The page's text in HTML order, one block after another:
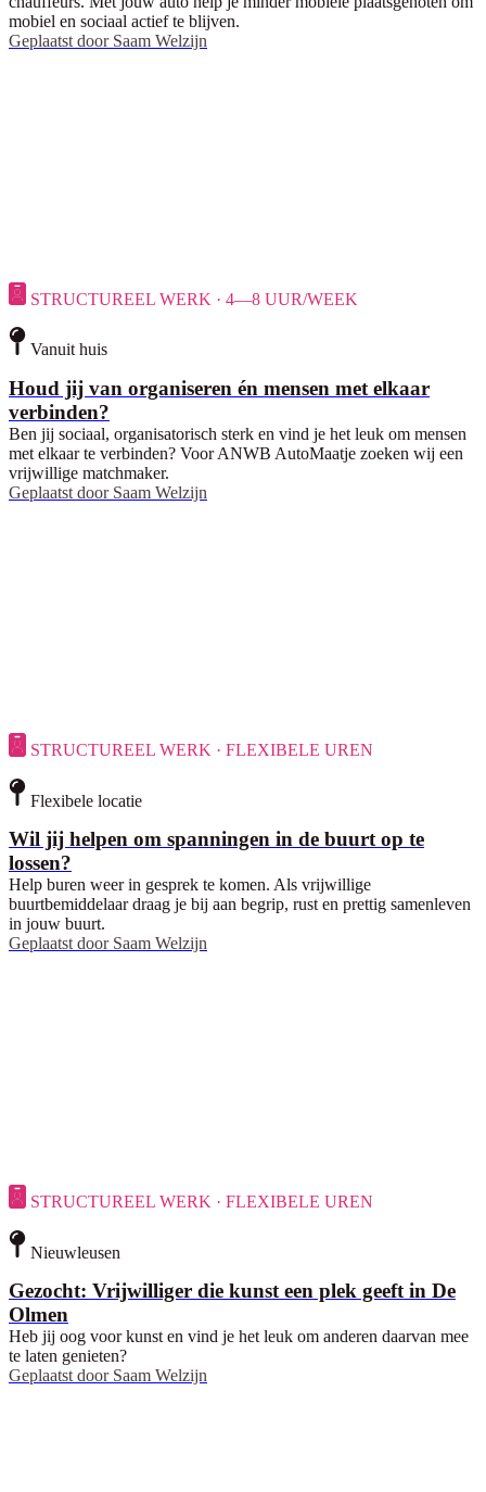
mobiel en sociaal actief te blijven.
Geplaatst door Saam Welzijn
STRUCTUREEL WERK · 4—8 UUR/WEEK
Vanuit huis
Houd jij van organiseren én mensen met elkaar
verbinden?
Ben jij sociaal, organisatorisch sterk en vind je het leuk om mensen
met elkaar te verbinden? Voor ANWB AutoMaatje zoeken wij een
vrijwillige matchmaker.
Geplaatst door Saam Welzijn
STRUCTUREEL WERK · FLEXIBELE UREN
Flexibele locatie
Wil jij helpen om spanningen in de buurt op te
lossen?
Help buren weer in gesprek te komen. Als vrijwillige
buurtbemiddelaar draag je bij aan begrip, rust en prettig samenleven
in jouw buurt.
Geplaatst door Saam Welzijn
STRUCTUREEL WERK · FLEXIBELE UREN
Nieuwleusen
Gezocht: Vrijwilliger die kunst een plek geeft in De
Olmen
Heb jij oog voor kunst en vind je het leuk om anderen daarvan mee
te laten genieten?
Geplaatst door Saam Welzijn